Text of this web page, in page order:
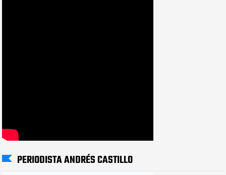
PERIODISTA ANDRÉS CASTILLO